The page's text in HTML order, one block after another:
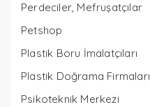
Perdeciler, Mefruşatçılar
Petshop
Plastik Boru İmalatçıları
Plastik Doğrama Firmaları
Psikoteknik Merkezi